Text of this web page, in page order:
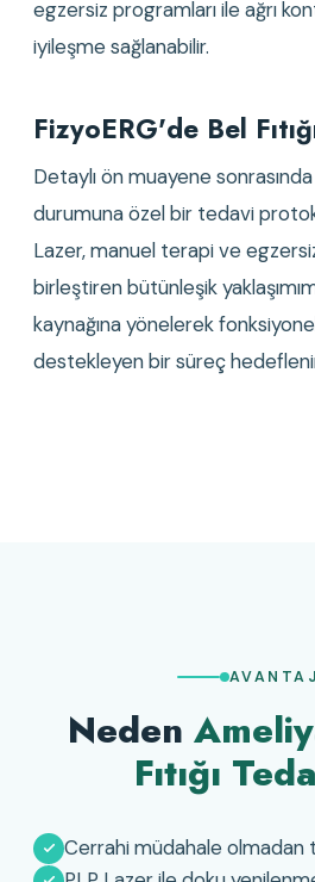
egzersiz programları ile ağrı
iyileşme sağlanabilir.
FizyoERG'de Bel
Detaylı ön muayene sonrasında
durumuna özel bir tedavi
Lazer, manuel terapi ve
birleştiren bütünleşik
kaynağına yönelerek
destekleyen bir süreç
Neden
Fıtığı
Cerrahi müdahale olmadan